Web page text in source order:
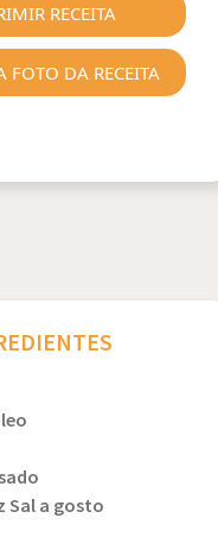
RECEITA
FOTO DA RECEITA
Sal a gosto